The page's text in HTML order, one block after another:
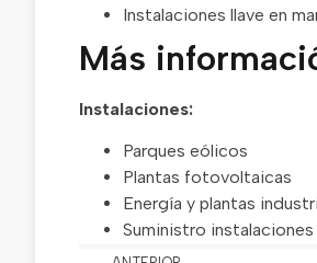
Instalaciones llave en
Más
Instalaciones:
Parques eólicos
Plantas fotovoltaicas
Energía y plantas
Suministro instalaciones